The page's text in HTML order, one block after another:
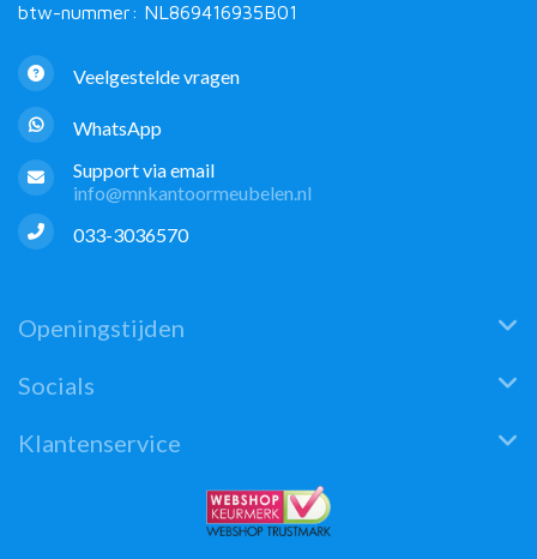
btw-nummer: NL869416935B01
Veelgestelde vragen
WhatsApp
Support via email
info@mnkantoormeubelen.nl
033-3036570
Openingstijden
Socials
Klantenservice